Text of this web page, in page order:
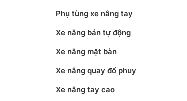
Phụ tùng xe nâng tay
Xe nâng bán tự động
Xe nâng mặt bàn
Xe nâng quay đổ phuy
Xe nâng tay cao